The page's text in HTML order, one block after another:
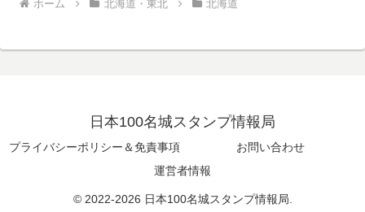
ホーム 北海道・東北 北海道
日本100名城スタンプ情報局
プライバシーポリシー＆免責事項
お問い合わせ
運営者情報
© 2022-2026 日本100名城スタンプ情報局.